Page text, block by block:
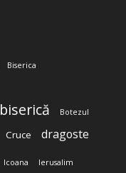
Biserica
biserică Botezul
Cruce dragoste
Icoana Ierusalim